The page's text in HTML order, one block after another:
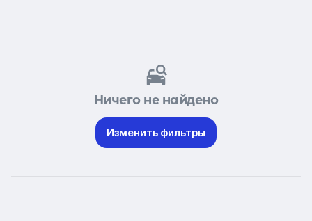
Ничего не найдено
Изменить фильтры